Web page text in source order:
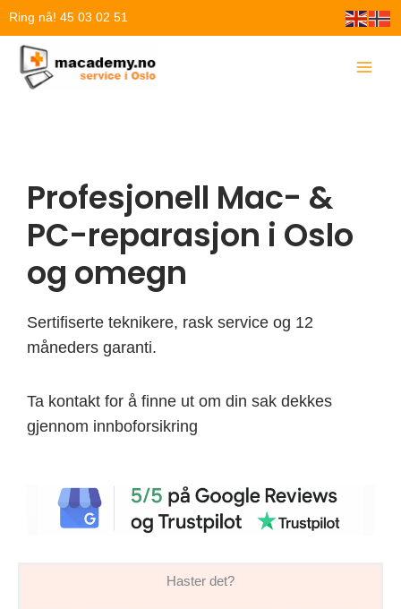
Hopp
innholdet
Ring nå! 45 03 02 51
Profesjonell Mac- &
PC-reparasjon i Oslo
og omegn
Sertifiserte teknikere, rask service og 12
måneders garanti.
Ta kontakt for å finne ut om din sak dekkes
gjennom innboforsikring
Haster det?